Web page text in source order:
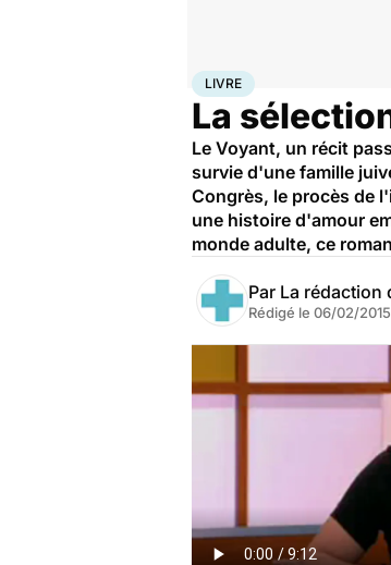
AccueilSanté
LIVRE
La
Le Voyant, un récit
survie d'une famille
Congrès, le procès de
une histoire d'amour
monde adulte, ce
Par La rédaction
Rédigé le 06/02/2015